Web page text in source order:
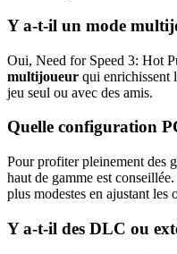
Y a-t-il un mode
Oui, Need for Speed 3: Hot
multijoueur qui enrichissent
jeu seul ou avec des amis.
Quelle configuration
Pour profiter pleinement des
haut de gamme est
plus modestes en ajustant les
Y a-t-il des DLC ou